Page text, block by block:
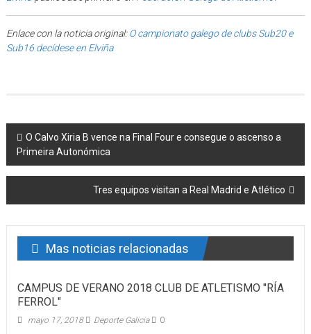
Enlace con la noticia original:O campionato galego de clubs Sub20 e
Sub16 decídese en Elviña
Post navigation
O Calvo Xiria B vence na Final Four e consegue o ascenso a
Primeira Autonómica
Tres equipos visitan a Real Madrid e Atlético
Mas noticias relacionadas
CAMPUS DE VERANO 2018 CLUB DE ATLETISMO "RÍA
FERROL"
mayo 17, 2018 Deporte Galicia 0